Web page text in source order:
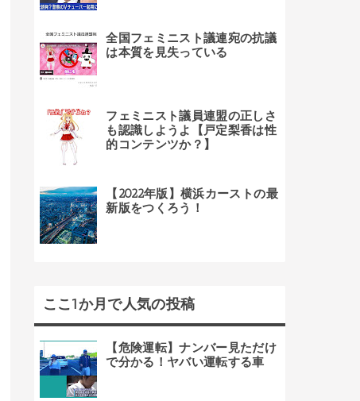
全国フェミニスト議連宛の抗議
は本質を見失っている
フェミニスト議員連盟の正しさ
も認識しようよ【戸定梨香は性
的コンテンツか？】
【2022年版】横浜カーストの最
新版をつくろう！
ここ1か月で人気の投稿
【危険運転】ナンバー見ただけ
で分かる！ヤバい運転する車